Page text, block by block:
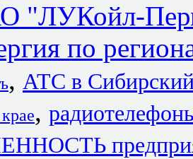
"ЛУКойл-
по
, АТС в
,